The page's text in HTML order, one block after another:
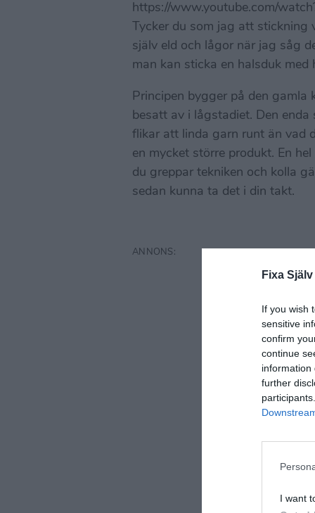
Fixa Själv
If you wish
sensitive
confirm
continue
information
further
I want
https://www.youtube.com/
Tycker du som jag att
själv eld och lågor när jag såg
man kan sticka en halsduk med
Principen bygger på den
besatt av i lågstadiet. Den
flikar att linda garn runt än vad
en mycket större produkt. En
du greppar tekniken och kolla
sedan kunna ta det i din takt.